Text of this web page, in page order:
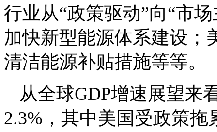
行业从“政策驱动”向“市
加快新型能源体系建设；
清洁能源补贴措施等等。
从全球GDP增速展望来
2.3%，其中美国受政策